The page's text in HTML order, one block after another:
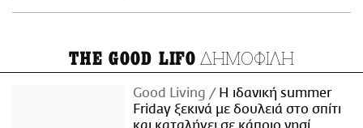
THE GOOD LIFO ΔΗΜΟΦΙΛΗ
Good Living
Η ιδανική summer
Friday ξεκινά με δουλειά στο σπίτι